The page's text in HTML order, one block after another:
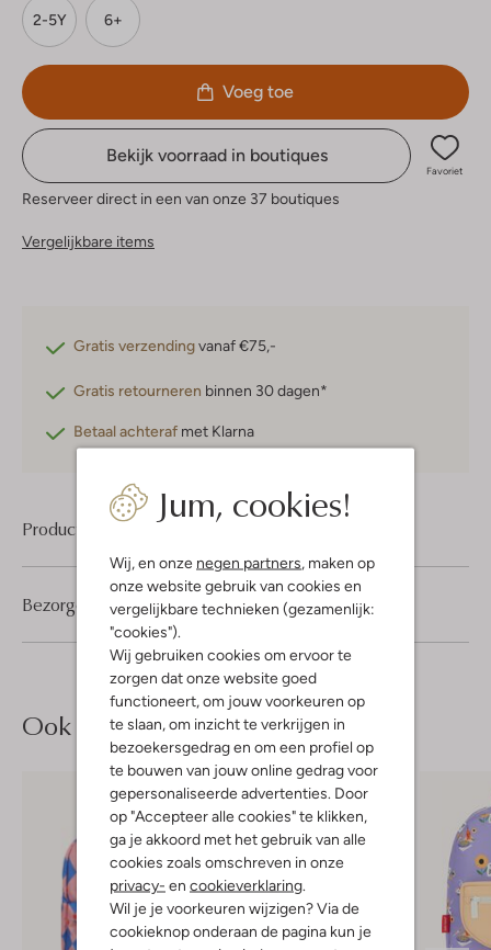
Jum, cookies!
Wij, en onze negen partners , maken op
onze website gebruik van cookies en
vergelijkbare technieken (gezamenlijk:
"cookies").
Wij gebruiken cookies om ervoor te
zorgen dat onze website goed
functioneert, om jouw voorkeuren op
te slaan, om inzicht te verkrijgen in
bezoekersgedrag en om een profiel op
te bouwen van jouw online gedrag voor
gepersonaliseerde advertenties. Door
op "Accepteer alle cookies" te klikken,
ga je akkoord met het gebruik van alle
cookies zoals omschreven in onze
privacy- en cookieverklaring
Wil je je voorkeuren wijzigen? Via de
cookieknop onderaan de pagina kun je
2-5Y 6+
Voeg toe
Bekijk voorraad in boutiques
Favoriet
Reserveer direct in een van onze 37 boutiques
Vergelijkbare items
Gratis verzendingvanaf €75,-
Gratis retourneren binnen 30 dagen*
Betaal achteraf met Klarna
Product informatie
Bezorgen & retourneren
Ook iets voor jou?